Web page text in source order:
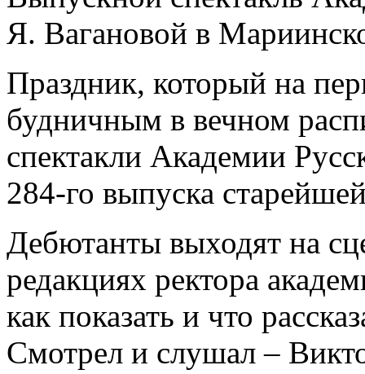
Я. Вагановой в
Праздник, который на
будничным в вечном
спектакли Академии
284-го выпуска
Дебютанты выходят на
редакциях ректора
как показать и что
Смотрел и слушал –